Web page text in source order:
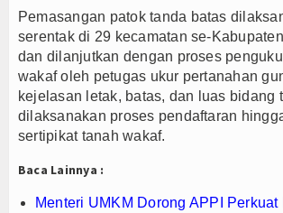
Dorong APPI Perkuat Pasar Produk Dalam Negeri
Pemasangan patok tanda batas
serentak di 29 kecamatan se-
dan dilanjutkan dengan proses
wakaf oleh petugas ukur pertanahan
kejelasan letak, batas, dan luas bidang
dilaksanakan proses pendaftaran
sertipikat tanah wakaf.
Baca Lainnya :
Menteri UMKM Dorong APPI